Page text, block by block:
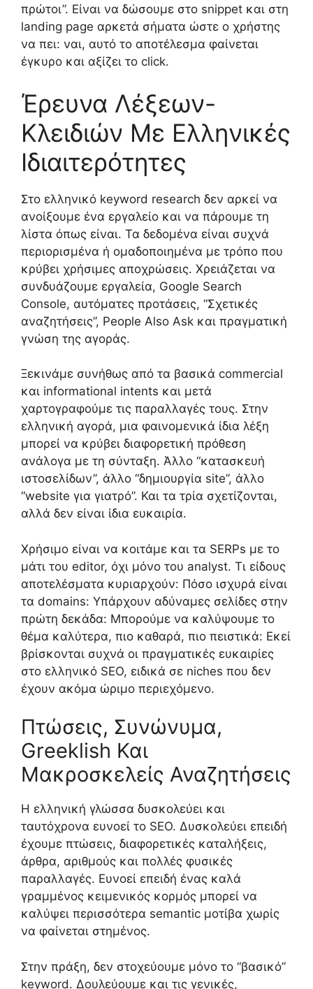
πρώτοι”. Είναι να δώσουμε στο snippet και στη
landing page αρκετά σήματα ώστε ο χρήστης
να πει: ναι, αυτό το αποτέλεσμα φαίνεται
έγκυρο και αξίζει το click.
Έρευνα Λέξεων-
Κλειδιών Με Ελληνικές
Ιδιαιτερότητες
Στο ελληνικό keyword research δεν αρκεί να
ανοίξουμε ένα εργαλείο και να πάρουμε τη
λίστα όπως είναι. Τα δεδομένα είναι συχνά
περιορισμένα ή ομαδοποιημένα με τρόπο που
κρύβει χρήσιμες αποχρώσεις. Χρειάζεται να
συνδυάζουμε εργαλεία, Google Search
Console, αυτόματες προτάσεις, “Σχετικές
αναζητήσεις”, People Also Ask και πραγματική
γνώση της αγοράς.
Ξεκινάμε συνήθως από τα βασικά commercial
και informational intents και μετά
χαρτογραφούμε τις παραλλαγές τους. Στην
ελληνική αγορά, μια φαινομενικά ίδια λέξη
μπορεί να κρύβει διαφορετική πρόθεση
ανάλογα με τη σύνταξη. Άλλο “κατασκευή
ιστοσελίδων”, άλλο “δημιουργία site”, άλλο
“website για γιατρό”. Και τα τρία σχετίζονται,
αλλά δεν είναι ίδια ευκαιρία.
Χρήσιμο είναι να κοιτάμε και τα SERPs με το
μάτι του editor, όχι μόνο του analyst. Τι είδους
αποτελέσματα κυριαρχούν: Πόσο ισχυρά είναι
τα domains: Υπάρχουν αδύναμες σελίδες στην
πρώτη δεκάδα: Μπορούμε να καλύψουμε το
θέμα καλύτερα, πιο καθαρά, πιο πειστικά: Εκεί
βρίσκονται συχνά οι πραγματικές ευκαιρίες
στο ελληνικό SEO, ειδικά σε niches που δεν
έχουν ακόμα ώριμο περιεχόμενο.
Πτώσεις, Συνώνυμα,
Greeklish Και
Μακροσκελείς Αναζητήσεις
Η ελληνική γλώσσα δυσκολεύει και
ταυτόχρονα ευνοεί το SEO. Δυσκολεύει επειδή
έχουμε πτώσεις, διαφορετικές καταλήξεις,
άρθρα, αριθμούς και πολλές φυσικές
παραλλαγές. Ευνοεί επειδή ένας καλά
γραμμένος κειμενικός κορμός μπορεί να
καλύψει περισσότερα semantic μοτίβα χωρίς
να φαίνεται στημένος.
Στην πράξη, δεν στοχεύουμε μόνο το “βασικό”
keyword. Δουλεύουμε και τις γενικές,